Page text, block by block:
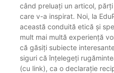
când preluați un articol,
care v-a inspirat. Noi, la
această conduită etică și
mult mai multă experiență
că găsiți subiecte
siguri că înțelegeți
(cu link), ca o declarație